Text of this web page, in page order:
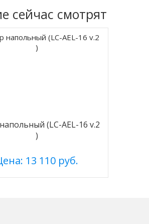
сейчас смотрят
(LC-AEL-16 v.2
)
13 110 руб.